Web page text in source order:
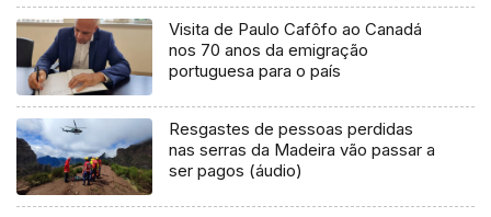
Visita de Paulo Cafôfo ao Canadá
nos 70 anos da emigração
portuguesa para o país
Resgastes de pessoas perdidas
nas serras da Madeira vão passar a
ser pagos (áudio)